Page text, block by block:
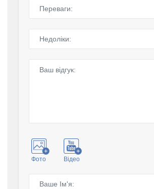
Фото Відео